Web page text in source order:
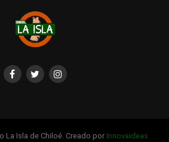
La Isla de Chiloé. Creado por Innovaideas